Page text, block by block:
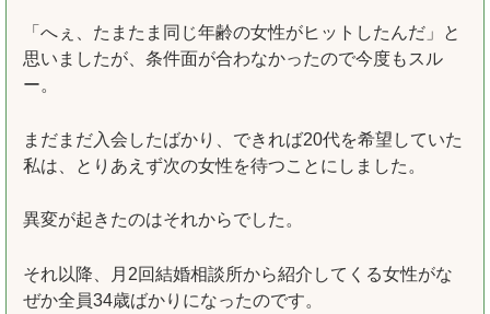
「へぇ、たまたま同じ年齢の女性がヒットしたんだ」と
思いましたが、条件面が合わなかったので今度もスル
ー。
まだまだ入会したばかり、できれば20代を希望していた
私は、とりあえず次の女性を待つことにしました。
異変が起きたのはそれからでした。
それ以降、月2回結婚相談所から紹介してくる女性がな
ぜか全員34歳ばかりになったのです。